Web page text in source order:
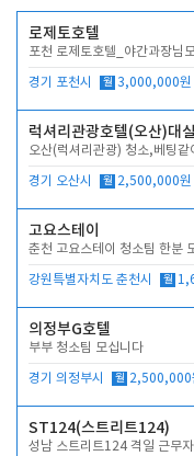
로제토호텔
포천 로제토호텔_야간과장님
경기 포천시 월 3,000,000원
럭셔리관광호텔(오산)대
오산(럭셔리관광) 청소,베팅같
경기 오산시 월 2,500,000원
고요스테이
춘천 고요스테이 청소팀 한분
강원특별자치도 춘천시 월
의정부G호텔
부부 청소팀 모십니다
경기 의정부시 월 2,500,000
ST124(스트리트124)
성남 스트리트124 격일 근무